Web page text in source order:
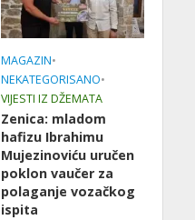
MAGAZIN•
NEKATEGORISANO•
VIJESTI IZ DŽEMATA
Zenica: mladom
hafizu Ibrahimu
Mujezinoviću uručen
poklon vaučer za
polaganje vozačkog
ispita